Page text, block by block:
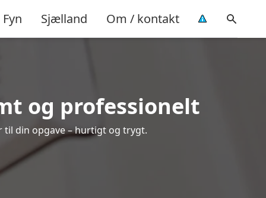
Fyn Sjælland Om / kontakt
og professionelt
din opgave – hurtigt og trygt.